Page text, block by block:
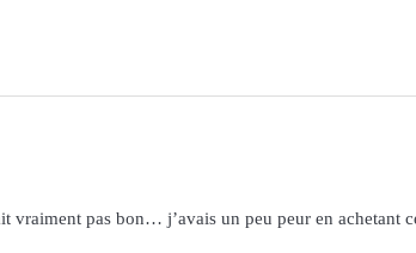
vraiment pas bon… j’avais un peu peur en achetant